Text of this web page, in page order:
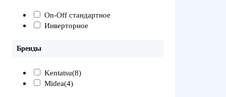
On-Off стандартное
Инверторное
Бренды
Kentatsu(8)
Midea(4)